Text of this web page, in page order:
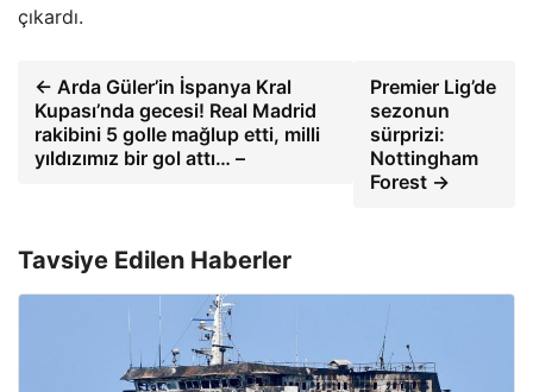
çıkardı.
← Arda Güler’in İspanya Kral
Kupası’nda gecesi! Real Madrid
rakibini 5 golle mağlup etti, milli
yıldızımız bir gol attı… –
Premier Lig’de
sezonun
sürprizi:
Nottingham
Forest →
Tavsiye Edilen Haberler